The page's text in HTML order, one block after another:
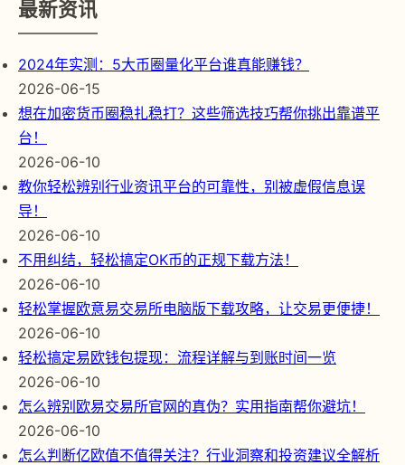
最新资讯
2024年实测：5大币圈量化平台谁真能赚钱？
2026-06-15
想在加密货币圈稳扎稳打？这些筛选技巧帮你挑出靠谱平
台！
2026-06-10
教你轻松辨别行业资讯平台的可靠性，别被虚假信息误
导！
2026-06-10
不用纠结，轻松搞定OK币的正规下载方法！
2026-06-10
轻松掌握欧意易交易所电脑版下载攻略，让交易更便捷！
2026-06-10
轻松搞定易欧钱包提现：流程详解与到账时间一览
2026-06-10
怎么辨别欧易交易所官网的真伪？实用指南帮你避坑！
2026-06-10
怎么判断亿欧值不值得关注？行业洞察和投资建议全解析